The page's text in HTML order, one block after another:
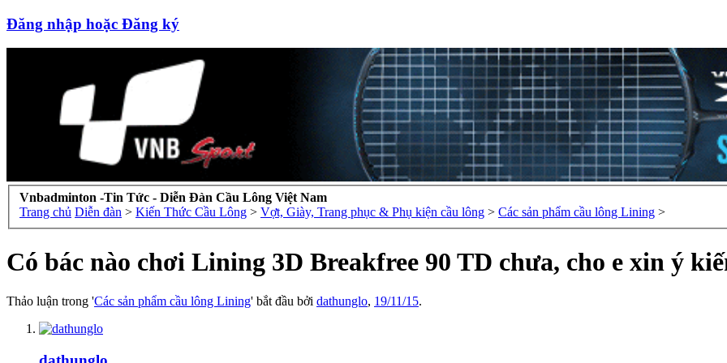
Đăng nhập hoặc Đăng ký
Vnbadminton -Tin Tức - Diễn Đàn Cầu Lông Việt Nam
Trang chủ Diễn đàn > Kiến Thức Cầu Lông > Vợt, Giày, Trang phục & Phụ kiện cầu lông > Các sản phẩm cầu lông Lining >
Có bác nào chơi Lining 3D Breakfree 90 TD chưa, cho e xin ý
Thảo luận trong 'Các sản phẩm cầu lông Lining' bắt đầu bởi dathunglo, 19/11/15.